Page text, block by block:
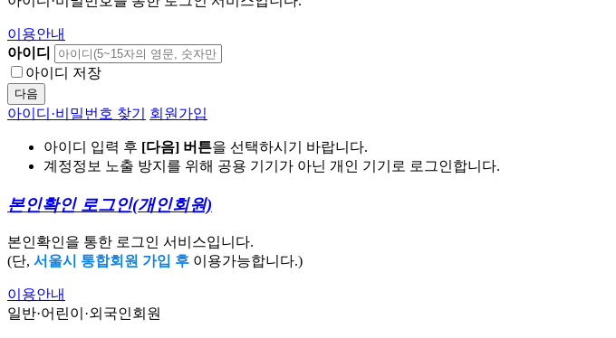
이용안내
아이디
아이디 저장
다음
아이디·비밀번호 찾기 회원가입
아이디 입력 후 [다음] 버튼을 선택하시기 바랍니다.
계정정보 노출 방지를 위해 공용 기기가 아닌 개인 기기로 로그인합니다.
본인확인 로그인(개인회원)
본인확인을 통한 로그인 서비스입니다.
(단, 서울시 통합회원 가입 후 이용가능합니다.)
이용안내
일반·어린이·외국인회원